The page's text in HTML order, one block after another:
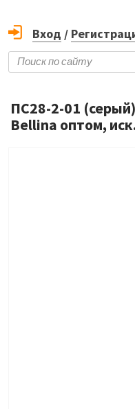
Вход /
ПС28-2-01
Bellina оптом,